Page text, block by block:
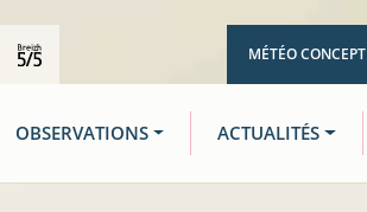
MÉTÉO CONCEPT
OBSERVATIONS ACTUALITÉS